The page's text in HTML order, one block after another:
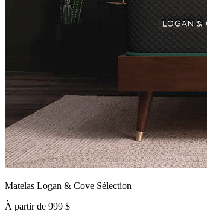
Matelas Logan & Cove Sélection
À partir de 999 $